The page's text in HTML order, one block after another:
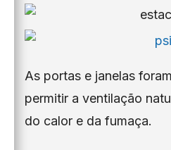
As portas e janelas
permitir a ventilação
do calor e da fumaça.